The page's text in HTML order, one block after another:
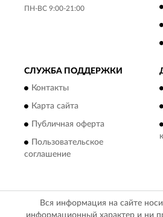
ПН-ВС 9:00-21:00
СЛУЖБА ПОДДЕРЖКИ
Контакты
Карта сайта
Публичная оферта
Пользовательское
соглашение
Вся информация на сайте
информационный характер и ни